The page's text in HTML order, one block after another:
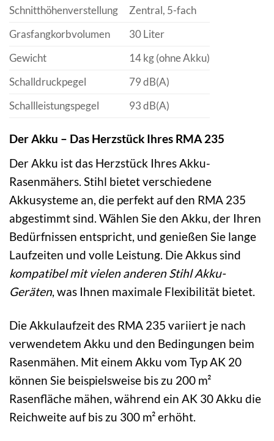
Schnitthöhenverstellung
Zentral, 5-fach
Grasfangkorbvolumen
30 Liter
Gewicht
14 kg (ohne Akku)
Schalldruckpegel
79 dB(A)
Schallleistungspegel
93 dB(A)
Der Akku – Das Herzstück Ihres RMA 235
Der Akku ist das Herzstück Ihres Akku-
Rasenmähers. Stihl bietet verschiedene
Akkusysteme an, die perfekt auf den RMA 235
abgestimmt sind. Wählen Sie den Akku, der Ihren
Bedürfnissen entspricht, und genießen Sie lange
Laufzeiten und volle Leistung. Die Akkus sind
kompatibel mit vielen anderen Stihl Akku-
Geräten, was Ihnen maximale Flexibilität bietet.
Die Akkulaufzeit des RMA 235 variiert je nach
verwendetem Akku und den Bedingungen beim
Rasenmähen. Mit einem Akku vom Typ AK 20
können Sie beispielsweise bis zu 200 m²
Rasenfläche mähen, während ein AK 30 Akku die
Reichweite auf bis zu 300 m² erhöht.